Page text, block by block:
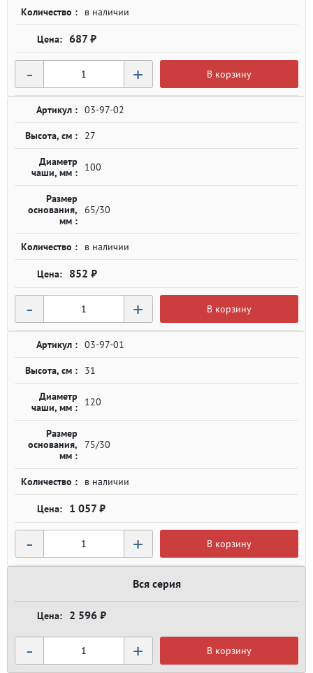
Количество : в наличии
687 ₽
- + В корзину
Артикул : 03-97-02
Высота, см : 27
Диаметр
чаши, мм :
100
Размер
основания,
мм :
65/30
Количество : в наличии
852 ₽
- + В корзину
Артикул : 03-97-01
Высота, см : 31
Диаметр
чаши, мм :
120
Размер
основания,
мм :
75/30
Количество : в наличии
1 057 ₽
- + В корзину
Вся серия
2 596 ₽
- + В корзину